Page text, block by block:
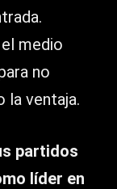
medio
no
la ventaja.
partidos
líder en